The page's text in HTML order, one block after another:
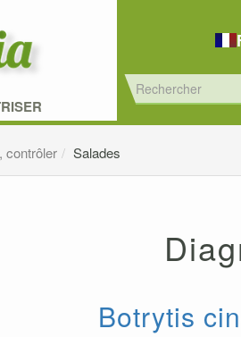
contrôler Salades
Botrytis